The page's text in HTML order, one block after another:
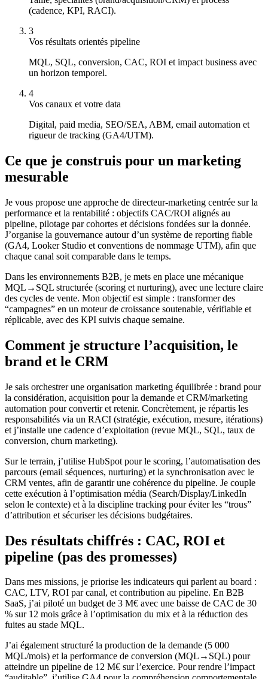
(cadence, KPI, RACI).
3
Vos résultats orientés pipeline
MQL, SQL, conversion, CAC, ROI et impact business avec
un horizon temporel.
4
Vos canaux et votre data
Digital, paid media, SEO/SEA, ABM, email automation et
rigueur de tracking (GA4/UTM).
Ce que je construis pour un marketing
mesurable
Je vous propose une approche de directeur-marketing centrée sur la
performance et la rentabilité : objectifs CAC/ROI alignés au
pipeline, pilotage par cohortes et décisions fondées sur la donnée.
J’organise la gouvernance autour d’un système de reporting fiable
(GA4, Looker Studio et conventions de nommage UTM), afin que
chaque canal soit comparable dans le temps.
Dans les environnements B2B, je mets en place une mécanique
MQL→SQL structurée (scoring et nurturing), avec une lecture claire
des cycles de vente. Mon objectif est simple : transformer des
“campagnes” en un moteur de croissance soutenable, vérifiable et
réplicable, avec des KPI suivis chaque semaine.
Comment je structure l’acquisition, le
brand et le CRM
Je sais orchestrer une organisation marketing équilibrée : brand pour
la considération, acquisition pour la demande et CRM/marketing
automation pour convertir et retenir. Concrètement, je répartis les
responsabilités via un RACI (stratégie, exécution, mesure, itérations)
et j’installe une cadence d’exploitation (revue MQL, SQL, taux de
conversion, churn marketing).
Sur le terrain, j’utilise HubSpot pour le scoring, l’automatisation des
parcours (email séquences, nurturing) et la synchronisation avec le
CRM ventes, afin de garantir une cohérence du pipeline. Je couple
cette exécution à l’optimisation média (Search/Display/LinkedIn
selon le contexte) et à la discipline tracking pour éviter les “trous”
d’attribution et sécuriser les décisions budgétaires.
Des résultats chiffrés : CAC, ROI et
pipeline (pas des promesses)
Dans mes missions, je priorise les indicateurs qui parlent au board :
CAC, LTV, ROI par canal, et contribution au pipeline. En B2B
SaaS, j’ai piloté un budget de 3 M€ avec une baisse de CAC de 30
% sur 12 mois grâce à l’optimisation du mix et à la réduction des
fuites au stade MQL.
J’ai également structuré la production de la demande (5 000
MQL/mois) et la performance de conversion (MQL→SQL) pour
atteindre un pipeline de 12 M€ sur l’exercice. Pour rendre l’impact